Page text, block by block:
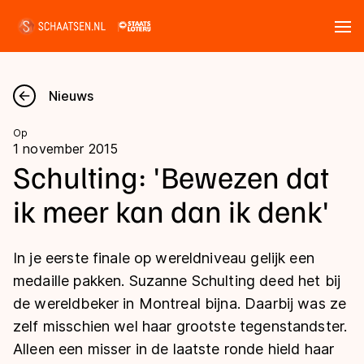
Nieuws
Kalender
Disciplines
Langebaan
Shorttrack
Inlineskaten
Uitslagen
Langebaan
Shorttrack
Marathon
Tijden & historie
Ranglijsten Langebaan
Nieuws
Op
1 november 2015
Schulting: 'Bewezen dat
ik meer kan dan ik denk'
In je eerste finale op wereldniveau gelijk een
medaille pakken. Suzanne Schulting deed het bij
de wereldbeker in Montreal bijna. Daarbij was ze
zelf misschien wel haar grootste tegenstandster.
Alleen een misser in de laatste ronde hield haar